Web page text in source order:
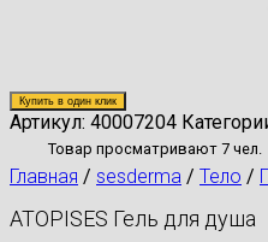
Купить в один клик
Артикул: 40007204
Товар просматривают 7 чел.
Главная / sesderma / Тело /
ATOPISES Гель для душа